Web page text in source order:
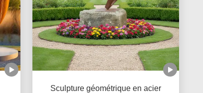
Sculpture géométrique en acier